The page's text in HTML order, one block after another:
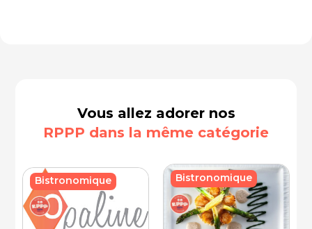
Vous allez adorer nos
RPPP dans la même catégorie
Bistronomique Bistronomique